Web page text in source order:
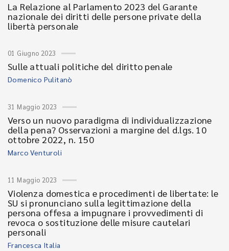
La Relazione al Parlamento 2023 del Garante
nazionale dei diritti delle persone private della
libertà personale
01 Giugno 2023
Sulle attuali politiche del diritto penale
Domenico Pulitanò
31 Maggio 2023
Verso un nuovo paradigma di individualizzazione
della pena? Osservazioni a margine del d.lgs. 10
ottobre 2022, n. 150
Marco Venturoli
11 Maggio 2023
Violenza domestica e procedimenti de libertate: le
SU si pronunciano sulla legittimazione della
persona offesa a impugnare i provvedimenti di
revoca o sostituzione delle misure cautelari
personali
Francesca Italia